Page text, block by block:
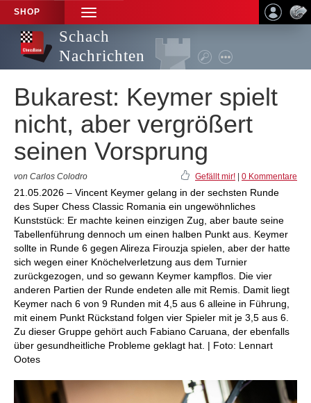
SHOP
TOGGLE
NAVIGATION
Schach
Nachrichten
Bukarest: Keymer spielt
nicht, aber vergrößert
seinen Vorsprung
von Carlos Colodro Gefällt mir! 0 Kommentare
21.05.2026 – Vincent Keymer gelang in der sechsten Runde
des Super Chess Classic Romania ein ungewöhnliches
Kunststück: Er machte keinen einzigen Zug, aber baute seine
Tabellenführung dennoch um einen halben Punkt aus. Keymer
sollte in Runde 6 gegen Alireza Firouzja spielen, aber der hatte
sich wegen einer Knöchelverletzung aus dem Turnier
zurückgezogen, und so gewann Keymer kampflos. Die vier
anderen Partien der Runde endeten alle mit Remis. Damit liegt
Keymer nach 6 von 9 Runden mit 4,5 aus 6 alleine in Führung,
mit einem Punkt Rückstand folgen vier Spieler mit je 3,5 aus 6.
Zu dieser Gruppe gehört auch Fabiano Caruana, der ebenfalls
über gesundheitliche Probleme geklagt hat. | Foto: Lennart
Ootes